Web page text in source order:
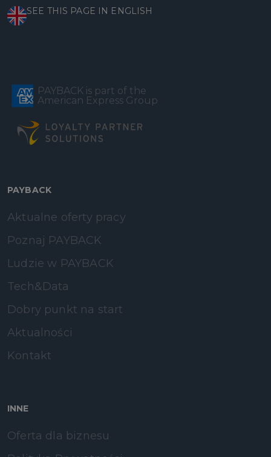
SEE THIS PAGE IN ENGLISH
PAYBACK is part of the
American Express Group
PAYBACK
Aktualne oferty pracy
Poznaj PAYBACK
Ludzie w PAYBACK
Tech&Data
Dobry punkt na start
Aktualności
Kontakt
INNE
Oferta dla biznesu